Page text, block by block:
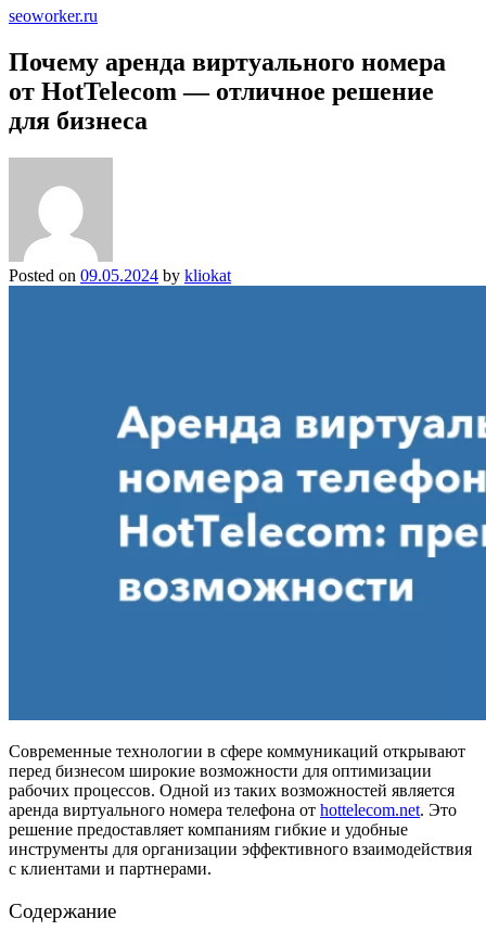
seoworker.ru
Почему аренда виртуального номера
от HotTelecom — отличное решение
для бизнеса
Posted on 09.05.2024 by kliokat
Современные технологии в сфере коммуникаций открывают
перед бизнесом широкие возможности для оптимизации
рабочих процессов. Одной из таких возможностей является
аренда виртуального номера телефона от hottelecom.net. Это
решение предоставляет компаниям гибкие и удобные
инструменты для организации эффективного взаимодействия
с клиентами и партнерами.
Содержание